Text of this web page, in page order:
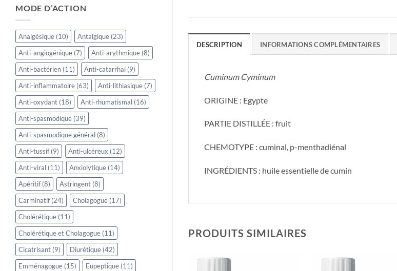
MODE D’ACTION
Analgésique (10) Antalgique (23)
Anti-angiogénique (7) Anti-arythmique (8)
Anti-bactérien (11) Anti-catarrhal (9)
Anti-inflammatoire (63) Anti-lithiasique (7)
Anti-oxydant (18) Anti-rhumatismal (16)
Anti-spasmodique (39)
Anti-spasmodique général (8)
Anti-tussif(9) Anti-ulcéreux (12)
Anti-viral (11) Anxiolytique (14)
Apéritif(8) Astringent (8)
Carminatif(24) Cholagogue (17)
Cholérétique (11)
Cholérétique et Cholagogue (11)
Cicatrisant (9) Diurétique (42)
Emménagogue (15) Eupeptique (11)
DESCRIPTION INFORMATIONS COMPLÉMENTAIRES
Cuminum Cyminum
ORIGINE : Egypte
PARTIE DISTILLÉE : fruit
CHEMOTYPE : cuminal, p-menthadiénal
INGRÉDIENTS : huile essentielle de cumin
PRODUITS SIMILAIRES